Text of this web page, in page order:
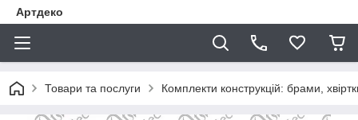
Артдеко
Товари та послуги Комплекти конструкцій: брами,